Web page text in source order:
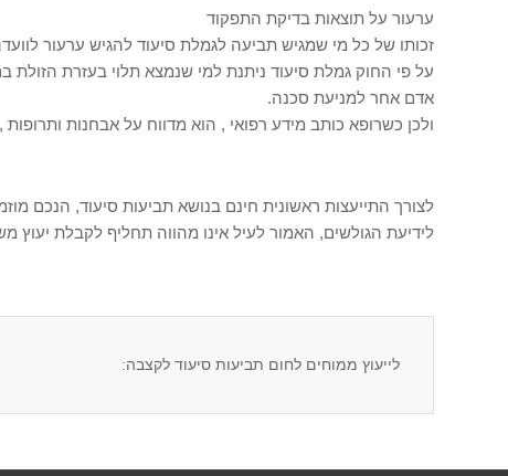
ערעור על תוצאות בדיקת התפקוד
זכותו של כל מי שמגיש תביעה לגמלת סיעוד להגיש ערעור
על פי החוק גמלת סיעוד ניתנת למי שנמצא תלוי בעזרת
אדם אחר למניעת סכנה.
ולכן כשרופא כותב מידע רפואי , הוא מדווח על אבחנות
לצורך התייעצות ראשונית חינם בנושא תביעות סיעוד, הנכם מוזמנים להתקשר
לידיעת הגולשים, האמור לעיל אינו מהווה תחליף לקבלת יעוץ
לייעוץ ממוחים לחום תביעות סיעוד לקצבה: